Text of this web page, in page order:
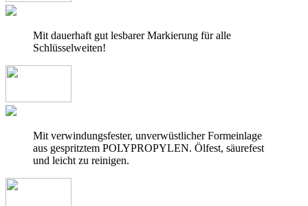
Mit dauerhaft gut lesbarer Markierung für alle
Schlüsselweiten!
Mit verwindungsfester, unverwüstlicher Formeinlage
aus gespritztem POLYPROPYLEN. Ölfest, säurefest
und leicht zu reinigen.